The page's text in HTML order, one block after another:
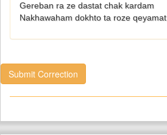
Gereban ra ze dastat chak kardam
Nakhawaham dokhto ta roze qeyamat
Submit Correction